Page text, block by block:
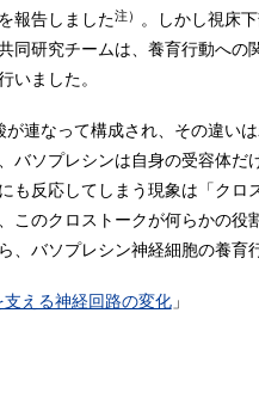
報告しました注）
。しかし視床
同研究チームは、養育行動へ
いました。
連なって構成され、その違い
バソプレシンは自身の受容体
も反応してしまう現象は「ク
このクロストークが何らかの
バソプレシン神経細胞の養育
える神経回路の変化」